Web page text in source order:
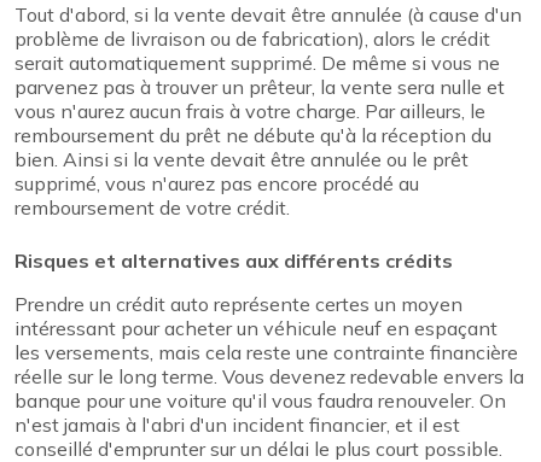
Tout d'abord, si la vente devait être annulée (à cause d'un
problème de livraison ou de fabrication), alors le crédit
serait automatiquement supprimé. De même si vous ne
parvenez pas à trouver un prêteur, la vente sera nulle et
vous n'aurez aucun frais à votre charge. Par ailleurs, le
remboursement du prêt ne débute qu'à la réception du
bien. Ainsi si la vente devait être annulée ou le prêt
supprimé, vous n'aurez pas encore procédé au
remboursement de votre crédit.
Risques et alternatives aux différents crédits
Prendre un crédit auto représente certes un moyen
intéressant pour acheter un véhicule neuf en espaçant
les versements, mais cela reste une contrainte financière
réelle sur le long terme. Vous devenez redevable envers la
banque pour une voiture qu'il vous faudra renouveler. On
n'est jamais à l'abri d'un incident financier, et il est
conseillé d'emprunter sur un délai le plus court possible.